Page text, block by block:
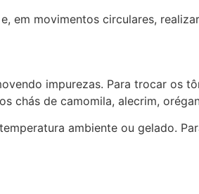
em movimentos circulares,
impurezas. Para trocar os
chás de camomila, alecrim,
ambiente ou gelado.